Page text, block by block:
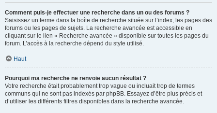
Comment puis-je effectuer une recherche dans un ou des forums ?
Saisissez un terme dans la boîte de recherche située sur l’index, les pages des
forums ou les pages de sujets. La recherche avancée est accessible en
cliquant sur le lien « Recherche avancée » disponible sur toutes les pages du
forum. L’accès à la recherche dépend du style utilisé.
Haut
Pourquoi ma recherche ne renvoie aucun résultat ?
Votre recherche était probablement trop vague ou incluait trop de termes
communs qui ne sont pas indexés par phpBB. Essayez d’être plus précis et
d’utiliser les différents filtres disponibles dans la recherche avancée.